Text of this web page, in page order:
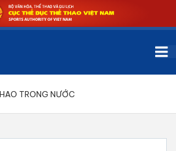
TRONG NƯỚC